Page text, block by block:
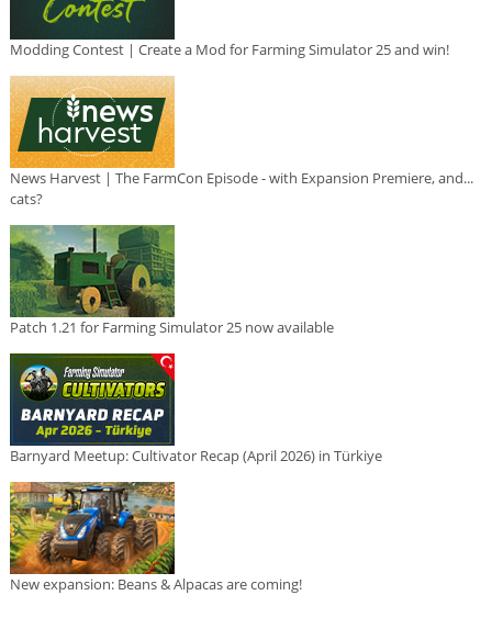
Modding Contest | Create a Mod for Farming Simulator 25 and win!
News Harvest | The FarmCon Episode - with Expansion Premiere, and...
cats?
Patch 1.21 for Farming Simulator 25 now available
Barnyard Meetup: Cultivator Recap (April 2026) in Türkiye
New expansion: Beans & Alpacas are coming!